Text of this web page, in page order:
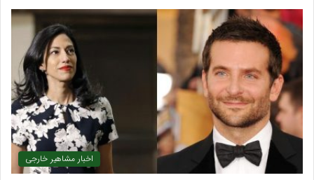
اخبار مشاهیر خارجی